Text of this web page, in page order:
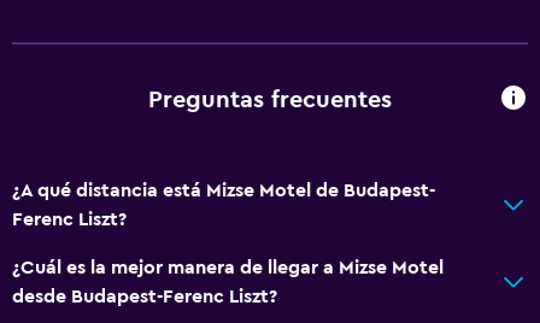
Preguntas frecuentes
¿A qué distancia está Mizse Motel de Budapest-
Ferenc Liszt?
¿Cuál es la mejor manera de llegar a Mizse Motel
desde Budapest-Ferenc Liszt?